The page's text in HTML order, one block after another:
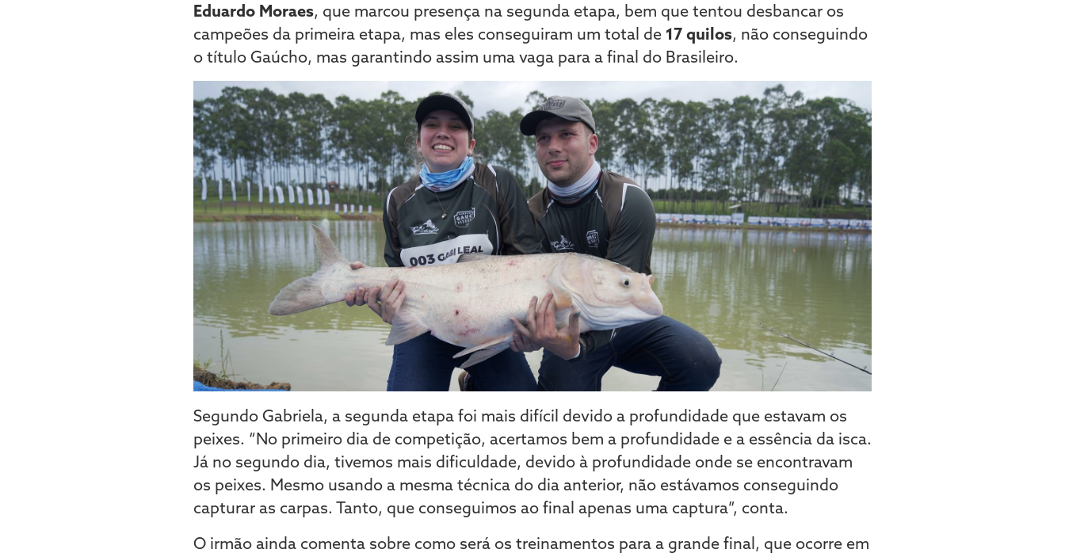
Eduardo Moraes, que marcou presença na segunda etapa, bem que tentou desbancar os
campeões da primeira etapa, mas eles conseguiram um total de17 quilos, não conseguindo
o título Gaúcho, mas garantindo assim uma vaga para a final do Brasileiro.
Segundo Gabriela, a segunda etapa foi mais difícil devido a profundidade que estavam os
peixes. “No primeiro dia de competição, acertamos bem a profundidade e a essência da isca.
Já no segundo dia, tivemos mais dificuldade, devido à profundidade onde se encontravam
os peixes. Mesmo usando a mesma técnica do dia anterior, não estávamos conseguindo
capturar as carpas. Tanto, que conseguimos ao final apenas uma captura”, conta.
O irmão ainda comenta sobre como será os treinamentos para a grande final, que ocorre em